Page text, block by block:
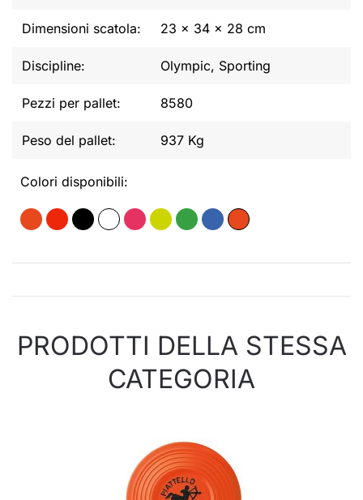
Dimensioni scatola: 23 x 34 x 28 cm
Discipline: Olympic, Sporting
Pezzi per pallet: 8580
Peso del pallet: 937 Kg
Colori disponibili:
PRODOTTI DELLA STESSA
CATEGORIA